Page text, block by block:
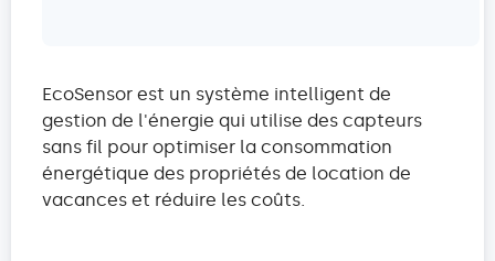
EcoSensor est un système intelligent de
gestion de l'énergie qui utilise des capteurs
sans fil pour optimiser la consommation
énergétique des propriétés de location de
vacances et réduire les coûts.